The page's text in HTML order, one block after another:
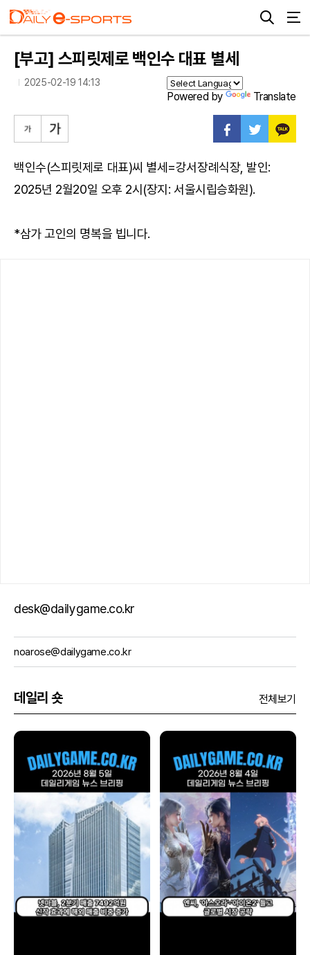
[부고] 스피릿제로 백인수 대표 별세
2025-02-19 14:13
Powered by Translate
백인수(스피릿제로 대표)씨 별세=강서장례식장, 발인:
2025년 2월20일 오후 2시(장지: 서울시립승화원).
*삼가 고인의 명복을 빕니다.
desk@dailygame.co.kr
noarose@dailygame.co.kr
데일리 숏 전체보기